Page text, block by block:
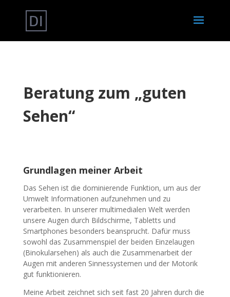
Beratung zum „guten
Sehen“
Grundlagen meiner Arbeit
Das Sehen ist die dominierende Funktion, um aus der
Umwelt Informationen aufzunehmen und zu
verarbeiten. In unserer multimedialen Welt werden
unsere Augen durch Bildschirme, Tabletts und
Smartphones besonders beansprucht. Dafür muss
sowohl das Zusammenspiel der beiden Einzelaugen
(Binokularsehen) als auch die Zusammenarbeit der
Augen mit anderen Sinnessystemen und der Motorik
gut funktionieren.
Meine Arbeit zeichnet sich seit fast 20 Jahren durch die